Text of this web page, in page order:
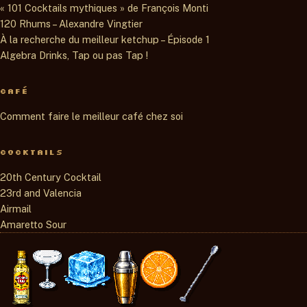
« 101 Cocktails mythiques » de François Monti
120 Rhums – Alexandre Vingtier
À la recherche du meilleur ketchup – Épisode 1
Algebra Drinks, Tap ou pas Tap !
CAFÉ
Comment faire le meilleur café chez soi
COCKTAILS
20th Century Cocktail
23rd and Valencia
Airmail
Amaretto Sour